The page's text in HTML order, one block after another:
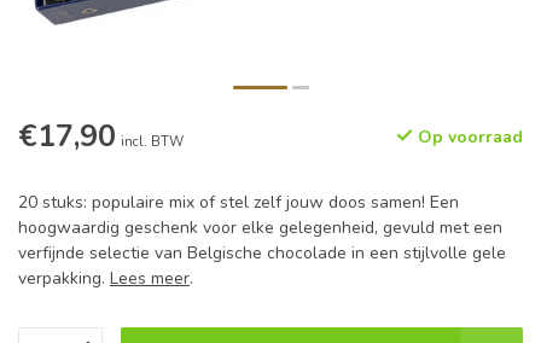
€17,90 incl. BTW Op voorraad
20 stuks: populaire mix of stel zelf jouw doos samen! Een
hoogwaardig geschenk voor elke gelegenheid, gevuld met een
verfijnde selectie van Belgische chocolade in een stijlvolle gele
verpakking. Lees meer.